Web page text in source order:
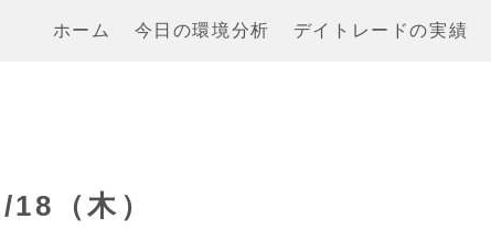
ホーム 今日の環境分析 デイトレードの実績
（木）